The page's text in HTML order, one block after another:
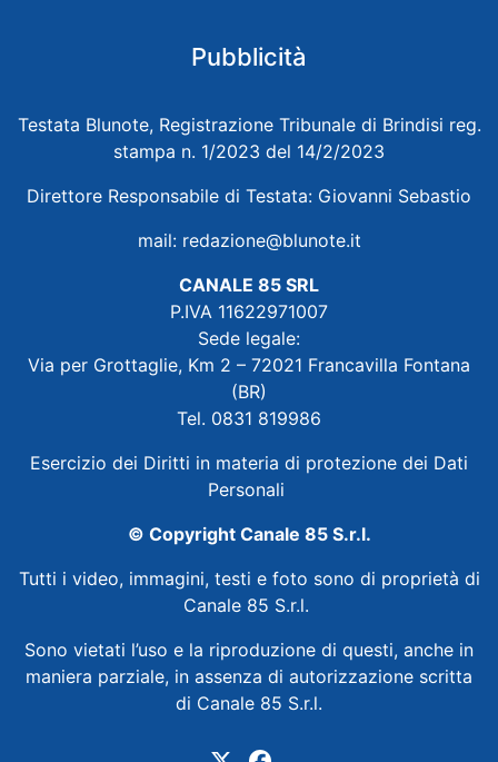
Pubblicità
Testata Blunote, Registrazione Tribunale di Brindisi reg.
stampa n. 1/2023 del 14/2/2023
Direttore Responsabile di Testata: Giovanni Sebastio
mail: redazione@blunote.it
CANALE 85 SRL
P.IVA 11622971007
Sede legale:
Via per Grottaglie, Km 2 – 72021 Francavilla Fontana
(BR)
Tel. 0831 819986
Esercizio dei Diritti in materia di protezione dei Dati
Personali
© Copyright Canale 85 S.r.l.
Tutti i video, immagini, testi e foto sono di proprietà di
Canale 85 S.r.l.
Sono vietati l’uso e la riproduzione di questi, anche in
maniera parziale, in assenza di autorizzazione scritta
di Canale 85 S.r.l.